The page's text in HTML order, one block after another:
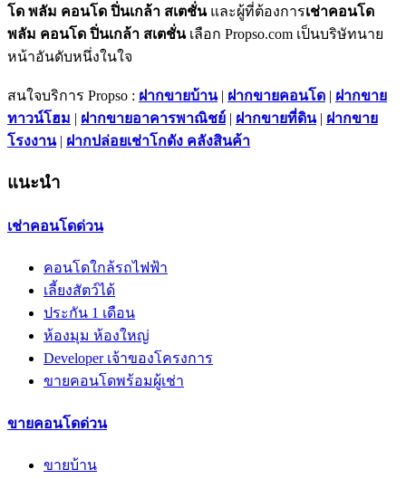
โด พลัม คอนโด ปิ่นเกล้า สเตชั่นและผู้ที่ต้องการเช่าคอนโด
พลัม คอนโด ปิ่นเกล้า สเตชั่นเลือก Propso.com เป็นบริษัทนาย
หน้าอันดับหนึ่งในใจ
สนใจบริการ Propso : ฝากขายบ้าน| ฝากขายคอนโด | ฝากขาย
ทาวน์โฮม | ฝากขายอาคารพาณิชย์ | ฝากขายที่ดิน| ฝากขาย
โรงงาน| ฝากปล่อยเช่าโกดัง คลังสินค้า
แนะนำ
เช่าคอนโดด่วน
คอนโดใกล้รถไฟฟ้า
เลี้ยงสัตว์ได้
ประกัน 1 เดือน
ห้องมุม ห้องใหญ่
Developer เจ้าของโครงการ
ขายคอนโดพร้อมผู้เช่า
ขายคอนโดด่วน
ขายบ้าน